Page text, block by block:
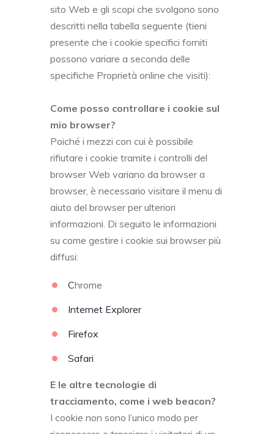
sito Web e gli scopi che svolgono sono
descritti nella tabella seguente (tieni
presente che i cookie specifici forniti
possono variare a seconda delle
specifiche Proprietà online che visiti):
Come posso controllare i cookie sul
mio browser?
Poiché i mezzi con cui è possibile
rifiutare i cookie tramite i controlli del
browser Web variano da browser a
browser, è necessario visitare il menu di
aiuto del browser per ulteriori
informazioni. Di seguito le informazioni
su come gestire i cookie sui browser più
diffusi:
Chrome
Internet Explorer
Firefox
Safari
E le altre tecnologie di
tracciamento, come i web beacon?
I cookie non sono l’unico modo per